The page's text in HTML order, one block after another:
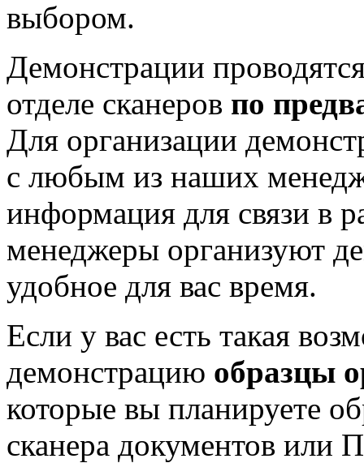
выбором.
Демонстрации
отделе сканеров по
Для организации
с любым из наших
информация для связи в
менеджеры организуют
удобное для вас время.
Если у вас есть такая
демонстрацию образцы
которые вы планируете
сканера документов или